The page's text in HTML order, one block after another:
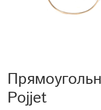
Pojjet